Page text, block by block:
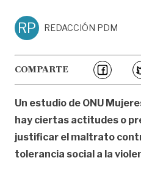
RP REDACCIÓN PDM
COMPARTE
Un estudio de ONU
hay ciertas actitudes o
justificar el maltrato
tolerancia social a la